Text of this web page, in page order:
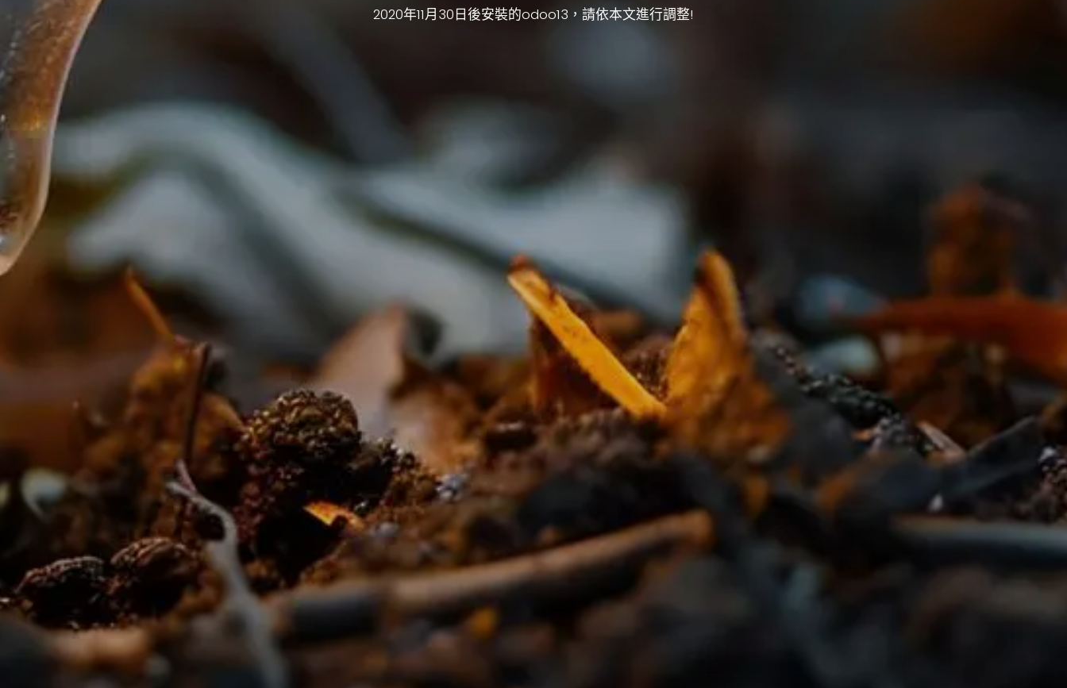
2020年11月30日後安裝的odoo13，請依本文進行調整!